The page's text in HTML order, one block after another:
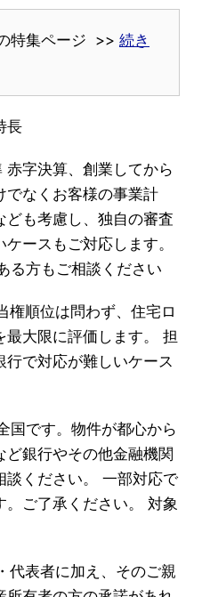
特集ページ >> 続き
長
赤字決算、創業してから
でなくお客様の事業計
も考慮し、独自の審査
ースもご対応します。
る方もご相談ください
権順位は問わず、住宅ロ
大限に評価します。 担
で対応が難しいケース
国です。物件が都心から
銀行やその他金融機関
談ください。 一部対応で
。ご了承ください。 対象
代表者に加え、そのご親